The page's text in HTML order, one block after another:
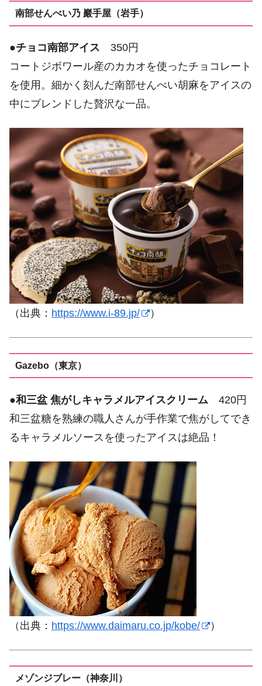
南部せんべい乃 巖手屋（岩手）
●チョコ南部アイス 350円
コートジボワール産のカカオを使ったチョコレート
を使用。細かく刻んだ南部せんべい胡麻をアイスの
中にブレンドした贅沢な一品。
（出典： https://www.i-89.jp/ ）
Gazebo（東京）
●和三盆 焦がしキャラメルアイスクリーム 420円
和三盆糖を熟練の職人さんが手作業で焦がしてでき
るキャラメルソースを使ったアイスは絶品！
（出典： https://www.daimaru.co.jp/kobe/ ）
メゾンジブレー（神奈川）